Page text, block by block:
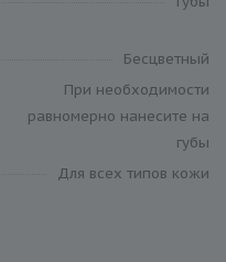
Бесцветный
При необходимости
равномерно нанесите на
губы
Для всех типов кожи